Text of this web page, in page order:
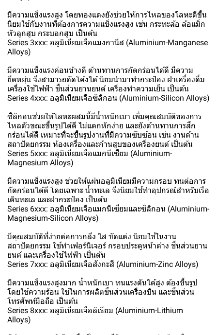
มีความแข็งแรงสูง โดยทองแดงยังช่วยให้การไหลของโลหะดีขึ้น
นิยมใช้กับงานที่ต้องการความแข็งแรงสูง เช่น กระทะล้อ ล้อแม็ก
หัวลูกสูบ กระบอกสูบ เป็นต้น
Series 3xxx: อลูมิเนียมเจือแมงกานีส (Aluminium-Manganese
Alloys)
มีความแข็งแรงค่อนข้างดี ต้านทานการกัดกร่อนได้ดี มีความ
ยืดหยุ่น จึงสามารถดัดโค้งได้ นิยมนำมาทำกระป๋อง ฝาเครื่องดื่ม
เครื่องใช้ไฟฟ้า ชิ้นส่วนยานยนต์ เครื่องทำความเย็น เป็นต้น
Series 4xxx: อลูมิเนียมเจือซิลิกอน (Aluminium-Silicon Alloys)
ซิลิกอนช่วยให้โลหะผสมนี้มีน้ำหนักเบา เพิ่มคุณสมบัติของการ
ไหลตัวขณะขึ้นรูปได้ดี ไม่แตกหักง่าย และยังต้านทานการสึก
กร่อนได้ดี เหมาะที่จะขึ้นรูปงานที่มีความซับซ้อน เช่น งานด้าน
สถาปัตยกรรม ห้องเครื่องและก้านสูบของเครื่องยนต์ เป็นต้น
Series 5xxx: อลูมิเนียมเจือแมกนีเซียม (Aluminium-
Magnesium Alloys)
มีความแข็งแรงสูง ช่วยให้แผ่นอลูมิเนียมมีความกรอบ ทนต่อการ
กัดกร่อนได้ดี โดยเฉพาะ น้ำทะเล จึงนิยมใช้ทำอุปกรณ์สำหรับเรือ
เดินทะเล และฝากระป๋อง เป็นต้น
Series 6xxx: อลูมิเนียมเจือแมกนีเซียมและซิลิกอน (Aluminium-
Magnesium-Silicon Alloys)
มีคุณสมบัติที่ง่ายต่อการกลึง ไส ขัดแต่ง นิยมใช้ในงาน
สถาปัตยกรรม ใช้ทำเฟอร์นิเจอร์ กรอบประตูหน้าต่าง ชิ้นส่วนยาน
ยนต์ และเครื่องใช้ไฟฟ้า เป็นต้น
Series 7xxx: อลูมิเนียมเจือสังกะสี (Aluminium-Zinc Alloys)
มีความแข็งแรงสูงมาก น้ำหนักเบา ทนแรงดันได้สูง ต้องขึ้นรูป
โดยใช้ความร้อน ใช้ในการผลิตชิ้นส่วนเครื่องบิน และชิ้นส่วน
โทรศัพท์มือถือ เป็นต้น
Series 8xxx: อลูมิเนียมเจือลิเธียม (Aluminium-Lithium
Alloys)